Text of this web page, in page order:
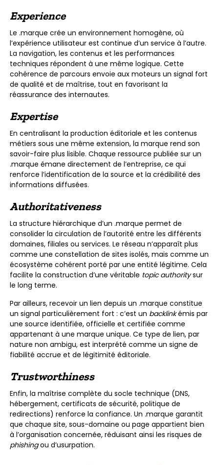
Experience
Le .marque crée un environnement homogène, où
l’expérience utilisateur est continue d’un service à l’autre.
La navigation, les contenus et les performances
techniques répondent à une même logique. Cette
cohérence de parcours envoie aux moteurs un signal fort
de qualité et de maîtrise, tout en favorisant la
réassurance des internautes.
Expertise
En centralisant la production éditoriale et les contenus
métiers sous une même extension, la marque rend son
savoir-faire plus lisible. Chaque ressource publiée sur un
.marque émane directement de l’entreprise, ce qui
renforce l’identification de la source et la crédibilité des
informations diffusées.
Authoritativeness
La structure hiérarchique d’un .marque permet de
consolider la circulation de l’autorité entre les différents
domaines, filiales ou services. Le réseau n’apparaît plus
comme une constellation de sites isolés, mais comme un
écosystème cohérent porté par une entité légitime. Cela
facilite la construction d’une véritable topic authoritysur
le long terme.
Par ailleurs, recevoir un lien depuis un .marque constitue
un signal particulièrement fort : c’est un backlinkémis par
une source identifiée, officielle et certifiée comme
appartenant à une marque unique. Ce type de lien, par
nature non ambigu, est interprété comme un signe de
fiabilité accrue et de légitimité éditoriale.
Trustworthiness
Enfin, la maîtrise complète du socle technique (DNS,
hébergement, certificats de sécurité, politique de
redirections) renforce la confiance. Un .marque garantit
que chaque site, sous-domaine ou page appartient bien
à l’organisation concernée, réduisant ainsi les risques de
phishingou d’usurpation.